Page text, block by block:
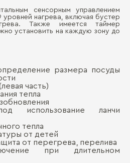
сенсорным управлением
уровней нагрева, включая бустер
Также имеется таймер
установить на каждую зону до
размера посуды
часть)
тепла
использование ланчи
тепла
от детей
от перегрева, перелива
при длительном